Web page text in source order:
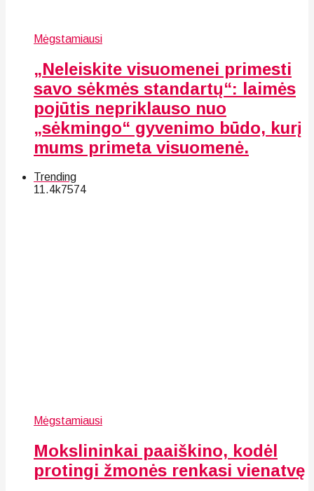
Mėgstamiausi
„Neleiskite visuomenei primesti
savo sėkmės standartų“: laimės
pojūtis nepriklauso nuo
„sėkmingo“ gyvenimo būdo, kurį
mums primeta visuomenė.
Trending
11.4k7574
Mėgstamiausi
Mokslininkai paaiškino, kodėl
protingi žmonės renkasi vienatvę